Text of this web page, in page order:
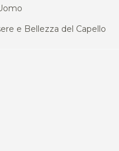
e Bellezza del Capello